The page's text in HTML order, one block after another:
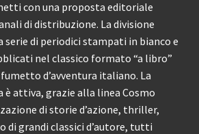
con una proposta editoriale
di distribuzione. La divisione
serie di periodici stampati in bianco e
nel classico formato “a libro”
d’avventura italiano. La
attiva, grazie alla linea Cosmo
di storie d’azione, thriller,
di grandi classici d’autore, tutti